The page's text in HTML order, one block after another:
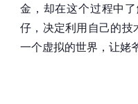
金，却在这个过程中
仔，决定利用自己的技
一个虚拟的世界，让姥